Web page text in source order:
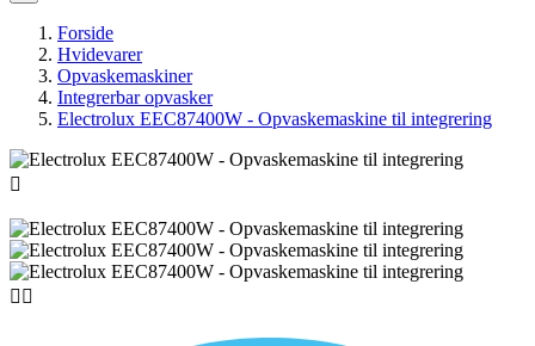
Forside
Hvidevarer
Opvaskemaskiner
Integrerbar opvasker
Electrolux EEC87400W - Opvaskemaskine til integrering

 